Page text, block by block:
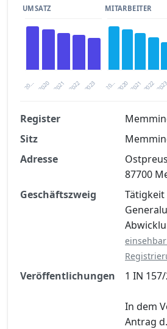
UMSATZ
20… 2021 2023
2020 2022
MITARBEITER
20… 2021 2023
2020 2022
Finanzkennzahlen nach
Registrierung
Jetzt kostenlos
Register
Sitz
Adresse
87700
Geschäftszweig
Veröffentlichungen 1 IN
In dem
Antrag d.